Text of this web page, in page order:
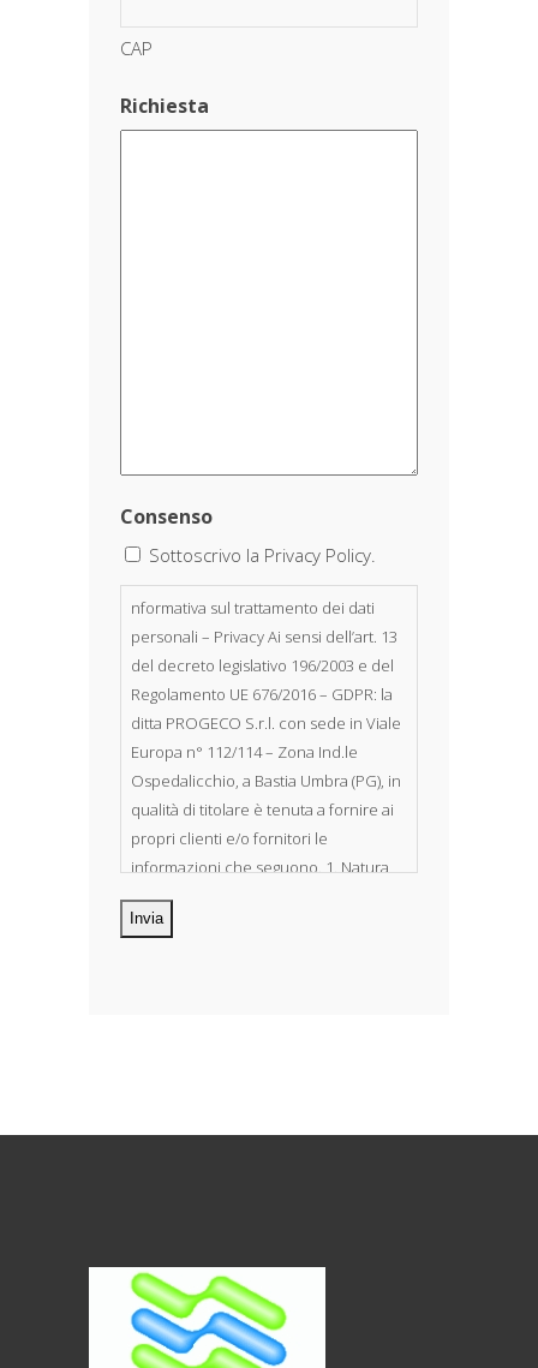
CAP
Richiesta
Consenso
Sottoscrivo la Privacy Policy.
nformativa sul trattamento dei dati
personali – Privacy Ai sensi dell’art. 13
del decreto legislativo 196/2003 e del
Regolamento UE 676/2016 – GDPR: la
ditta PROGECO S.r.l. con sede in Viale
Europa n° 112/114 – Zona Ind.le
Ospedalicchio, a Bastia Umbra (PG), in
qualità di titolare è tenuta a fornire ai
propri clienti e/o fornitori le
informazioni che seguono. 1. Natura
dei dati personali Costituiscono
oggetto di trattamento i Suoi dati
convinzioni religiose, filosofiche o di
altro genere, le opinioni politiche,
l’adesione a partiti, sindacati,
associazioni od organizzazioni a